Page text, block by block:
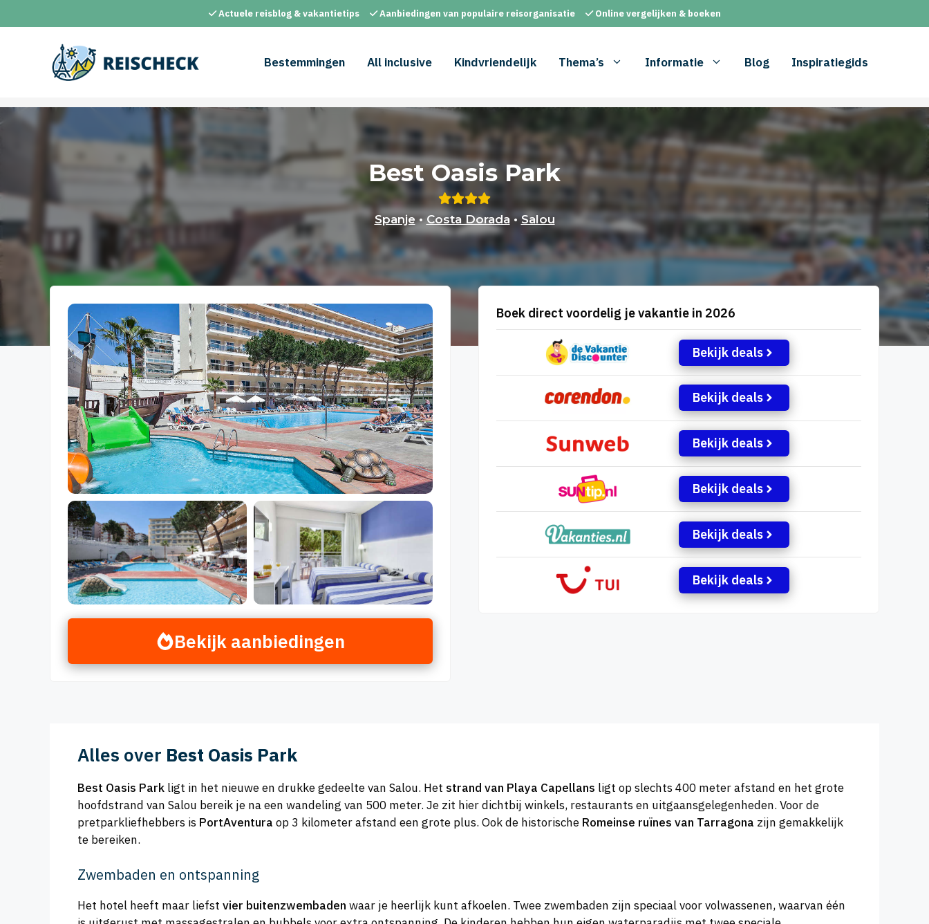
naar
Actuele reisblog & vakantietips Aanbiedingen van populaire reisorganisatie Online vergelijken & boeken
Bestemmingen All inclusive Kindvriendelijk Thema’s Informatie Blog Inspiratiegids
Best Oasis Park
Spanje• Costa Dorada•Salou
Bekijk aanbiedingen
Boek direct voordelig je vakantie in 2026
Bekijk deals
Bekijk deals
Bekijk deals
Bekijk deals
Bekijk deals
Bekijk deals
Alles over Best Oasis Park
Best Oasis Park ligt in het nieuwe en drukke gedeelte van Salou. Het strand van Playa Capellans ligt op slechts 400 meter afstand en het grote
hoofdstrand van Salou bereik je na een wandeling van 500 meter. Je zit hier dichtbij winkels, restaurants en uitgaansgelegenheden. Voor de
pretparkliefhebbers is PortAventura op 3 kilometer afstand een grote plus. Ook de historische Romeinse ruïnes van Tarragona zijn gemakkelijk
te bereiken.
Zwembaden en ontspanning
Het hotel heeft maar liefst vier buitenzwembaden waar je heerlijk kunt afkoelen. Twee zwembaden zijn speciaal voor volwassenen, waarvan één